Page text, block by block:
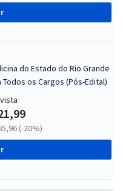
do Estado do Rio Grande
os Cargos (Pós-Edital)
(-20%)